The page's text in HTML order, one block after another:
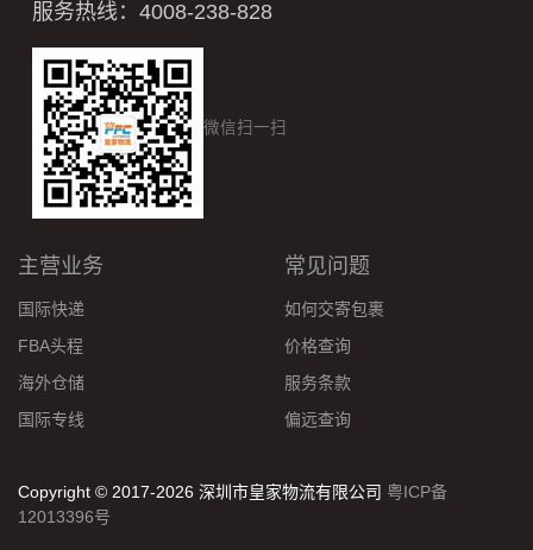
服务热线：4008-238-828
微信扫一扫
主营业务
国际快递
FBA头程
海外仓储
国际专线
常见问题
如何交寄包裹
价格查询
服务条款
偏远查询
Copyright © 2017-2026 深圳市皇家物流有限公司 粤ICP备
12013396号